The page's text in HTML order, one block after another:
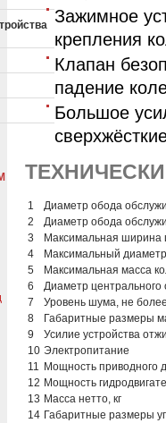
Зажимное
крепления
Клапан
падение
Большое
1
Диаметр обода
2
Диаметр обода
3
Максимальная
4
Максимальный
5
Максимальная масса
6
Диаметр центрального
7
Уровень шума, не
8
Габаритные размеры
9
Усилие устройства
10 Электропитание
11 Мощность приводного
12 Мощность
13 Масса нетто, кг
14 Габаритные размеры